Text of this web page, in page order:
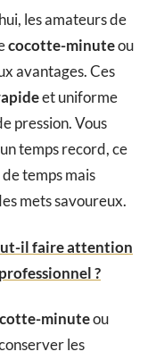
les amateurs de
cocotte-minuteou
avantages. Ces
et uniforme
pression. Vous
temps record, ce
temps mais
mets savoureux.
il faire attention
?
minuteou
les